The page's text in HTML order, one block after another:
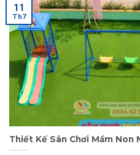
Thiết Kế Sân Chơi Mầm Non
11
Th7